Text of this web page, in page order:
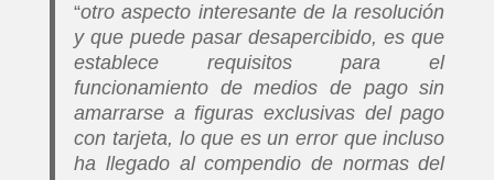
“otro aspecto interesante de la resolución
y que puede pasar desapercibido, es que
establece requisitos para el
funcionamiento de medios de pago sin
amarrarse a figuras exclusivas del pago
con tarjeta, lo que es un error que incluso
ha llegado al compendio de normas del